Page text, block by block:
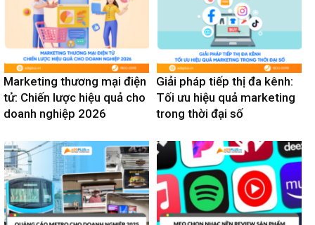
Marketing thương mại điện
tử: Chiến lược hiệu quả cho
doanh nghiệp 2026
Giải pháp tiếp thị đa kênh:
Tối ưu hiệu quả marketing
trong thời đại số